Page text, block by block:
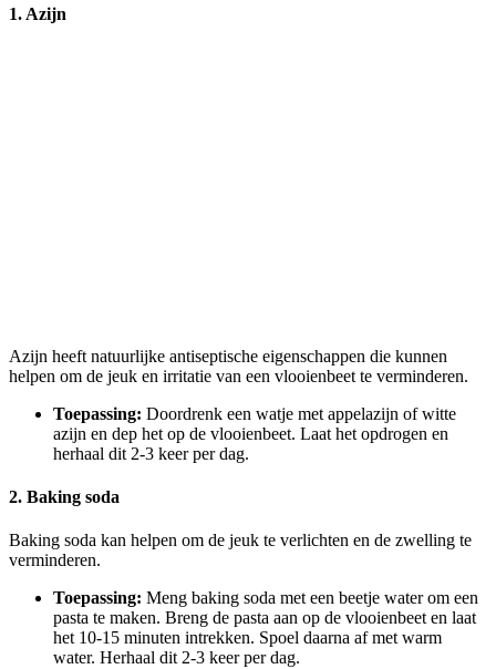
1. Azijn
Azijn heeft natuurlijke antiseptische eigenschappen die kunnen
helpen om de jeuk en irritatie van een vlooienbeet te verminderen.
Toepassing: Doordrenk een watje met appelazijn of witte
azijn en dep het op de vlooienbeet. Laat het opdrogen en
herhaal dit 2-3 keer per dag.
2. Baking soda
Baking soda kan helpen om de jeuk te verlichten en de zwelling te
verminderen.
Toepassing: Meng baking soda met een beetje water om een
pasta te maken. Breng de pasta aan op de vlooienbeet en laat
het 10-15 minuten intrekken. Spoel daarna af met warm
water. Herhaal dit 2-3 keer per dag.